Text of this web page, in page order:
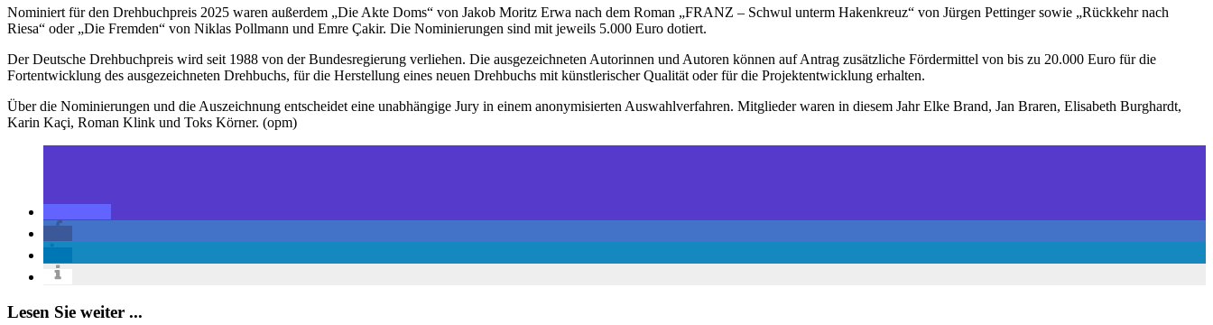
Nominiert für den Drehbuchpreis 2025 waren außerdem „Die Akte Doms“ von Jakob Moritz Erwa nach dem Roman „FRANZ – Schwul unterm Hakenkreuz“ von Jürgen Pettinger sowie „Rückkehr nach
Riesa“ oder „Die Fremden“ von Niklas Pollmann und Emre Çakir. Die Nominierungen sind mit jeweils 5.000 Euro dotiert.
Der Deutsche Drehbuchpreis wird seit 1988 von der Bundesregierung verliehen. Die ausgezeichneten Autorinnen und Autoren können auf Antrag zusätzliche Fördermittel von bis zu 20.000 Euro für die
Fortentwicklung des ausgezeichneten Drehbuchs, für die Herstellung eines neuen Drehbuchs mit künstlerischer Qualität oder für die Projektentwicklung erhalten.
Über die Nominierungen und die Auszeichnung entscheidet eine unabhängige Jury in einem anonymisierten Auswahlverfahren. Mitglieder waren in diesem Jahr Elke Brand, Jan Braren, Elisabeth Burghardt,
Karin Kaçi, Roman Klink und Toks Körner. (opm)
Lesen Sie weiter ...